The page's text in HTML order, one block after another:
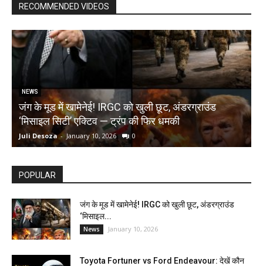
RECOMMENDED VIDEOS
NEWS
जंग के मूड में खामेनेई! IRGC को खुली छूट, अंडरग्राउंड
‘मिसाइल सिटी’ एक्टिव — ट्रंप की फिर धमकी
Juli Desoza - January 10, 2026 0
POPULAR
जंग के मूड में खामेनेई! IRGC को खुली छूट, अंडरग्राउंड
‘मिसाइल...
News January 10, 2026
Toyota Fortuner vs Ford Endeavour: देखें कौन